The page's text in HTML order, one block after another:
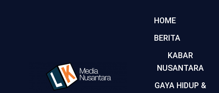
HOME
BERITA
KABAR
NUSANTARA
GAYA HIDUP &